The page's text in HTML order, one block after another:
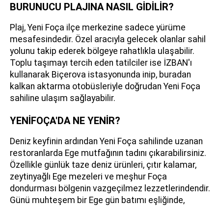
BURUNUCU PLAJINA NASIL GİDİLİR?
Plaj, Yeni Foça ilçe merkezine sadece yürüme
mesafesindedir. Özel aracıyla gelecek olanlar sahil
yolunu takip ederek bölgeye rahatlıkla ulaşabilir.
Toplu taşımayı tercih eden tatilciler ise İZBAN'ı
kullanarak Biçerova istasyonunda inip, buradan
kalkan aktarma otobüsleriyle doğrudan Yeni Foça
sahiline ulaşım sağlayabilir.
YENİFOÇA'DA NE YENİR?
Deniz keyfinin ardından Yeni Foça sahilinde uzanan
restoranlarda Ege mutfağının tadını çıkarabilirsiniz.
Özellikle günlük taze deniz ürünleri, çıtır kalamar,
zeytinyağlı Ege mezeleri ve meşhur Foça
dondurması bölgenin vazgeçilmez lezzetlerindendir.
Günü muhteşem bir Ege gün batımı eşliğinde,